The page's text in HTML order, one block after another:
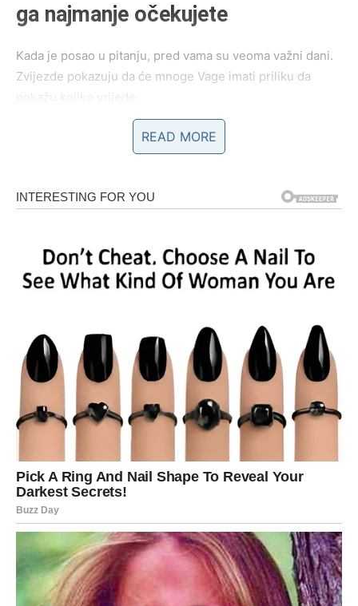
ga najmanje očekujete
Kada je posao u pitanju, pred vama su veoma važni dani.
Zvijezde pokazuju da će mnoge Vage imati priliku da
pokažu koliko vrijede.
Ako ste dugo čekale priznanje, unapređenje ili promjenu
posla, sada dolazi period tokom kojeg bi se to moglo
pokrenuti nešto novo ili već duže vrijeme razmišljaju o
Sudbina vam sada otvara vrata uspjeha i veoma je važno
da ne sumnjate u sebe.
Ljubav vam donosi emocije koje
će vam promijeniti pogled na
život
READ MORE